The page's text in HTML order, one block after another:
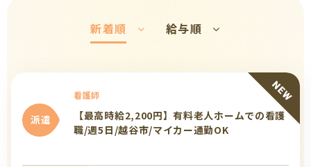
新着順 給与順
派遣
看護師
【最高時給2,200円】有料老人ホームでの看護
職/週5日/越谷市/マイカー通勤OK